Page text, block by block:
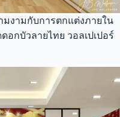
งามกับการตกแต่งภายใน
กบัวลายไทย วอลเปเปอร์